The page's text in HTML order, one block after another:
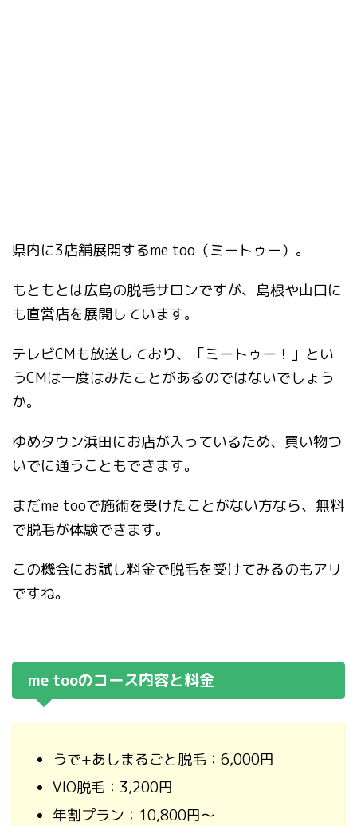
県内に3店舗展開するme too（ミートゥー）。
もともとは広島の脱毛サロンですが、島根や山口に
も直営店を展開しています。
テレビCMも放送しており、「ミートゥー！」とい
うCMは一度はみたことがあるのではないでしょう
か。
ゆめタウン浜田にお店が入っているため、買い物つ
いでに通うこともできます。
まだme tooで施術を受けたことがない方なら、無料
で脱毛が体験できます。
この機会にお試し料金で脱毛を受けてみるのもアリ
ですね。
me tooのコース内容と料金
うで+あしまるごと脱毛：6,000円
VIO脱毛：3,200円
年割プラン：10,800円〜